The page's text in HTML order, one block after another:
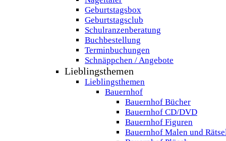
Geburtstagsbox
Geburtstagsclub
Schulranzenberatung
Buchbestellung
Terminbuchungen
Schnäppchen / Angebote
Lieblingsthemen
Lieblingsthemen
Bauernhof
Bauernhof Bücher
Bauernhof CD/DVD
Bauernhof Figuren
Bauernhof Malen und